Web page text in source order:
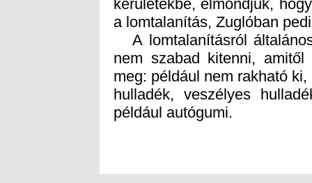
a lomtalanítás, Zuglóban
A lomtalanításról
nem szabad kitenni,
meg: például nem rakható
hulladék, veszélyes
például autógumi.